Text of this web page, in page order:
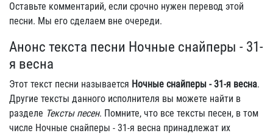
Оставьте комментарий, если срочно нужен перевод этой
песни. Мы его сделаем вне очереди.
Анонс текста песни Ночные снайперы - 31-
я весна
Этот текст песни называется Ночные снайперы - 31-я весна.
Другие тексты данного исполнителя вы можете найти в
разделе Тексты песен. Помните, что все тексты песен, в том
числе Ночные снайперы - 31-я весна принадлежат их